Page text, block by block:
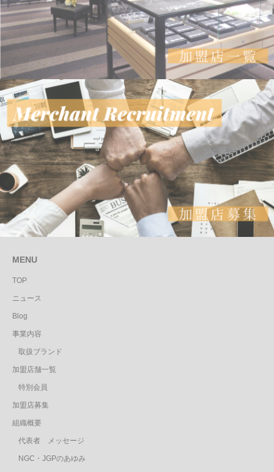
MENU
TOP
ニュース
Blog
事業内容
取扱ブランド
加盟店舗一覧
特別会員
加盟店募集
組織概要
代表者 メッセージ
NGC・JGPのあゆみ